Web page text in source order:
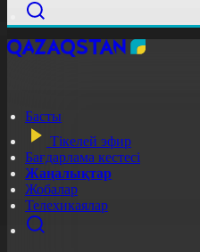
Басты
Тікелей эфир
Бағдарлама кестесі
Жаңалықтар
Жобалар
Телехикаялар